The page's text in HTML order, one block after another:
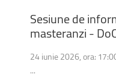
Sesiunede
masteranzi-
24 iunie 2026, ora:
...